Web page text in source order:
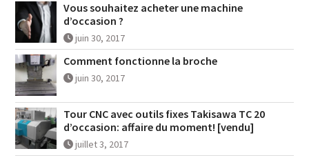
Vous souhaitez acheter une machine
d’occasion ?
juin 30, 2017
Comment fonctionne la broche
juin 30, 2017
Tour CNC avec outils fixes Takisawa TC 20
d’occasion: affaire du moment! [vendu]
juillet 3, 2017